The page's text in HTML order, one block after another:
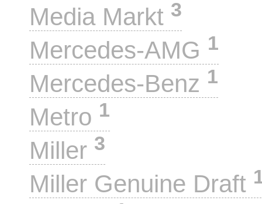
Media Markt 3
Mercedes-AMG 1
Mercedes-Benz 1
Metro 1
Miller 3
Miller Genuine Draft